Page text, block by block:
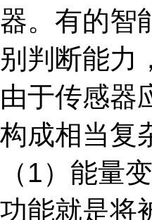
器。有的智
别判断能力
由于传感器
构成相当复
（1）能量
功能就是将